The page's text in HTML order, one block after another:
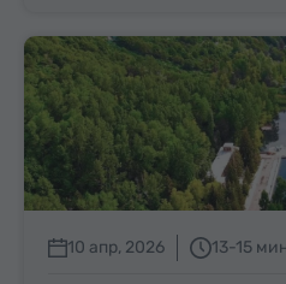
10 апр, 2026 13-15